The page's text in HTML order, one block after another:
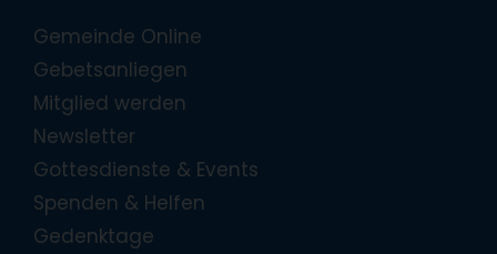
Gemeinde Online
Gebetsanliegen
Mitglied werden
Newsletter
Gottesdienste & Events
Spenden & Helfen
Gedenktage